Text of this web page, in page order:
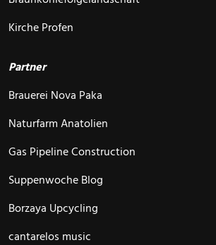
Kirche Profen
Partner
Brauerei Nova Paka
Naturfarm Anatolien
Gas Pipeline Construction
Suppenwoche Blog
Borzaya Upcycling
cantarelos music